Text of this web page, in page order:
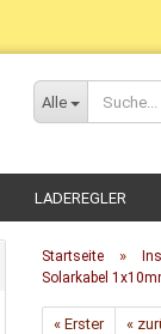
Alle
LADEREGLER
Startseite »
Solarkabel
« Erster «